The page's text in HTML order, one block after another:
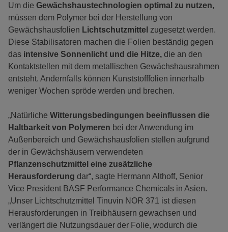
Um die Gewächshaustechnologien optimal zu nutzen,
müssen dem Polymer bei der Herstellung von
Gewächshausfolien Lichtschutzmittel zugesetzt werden.
Diese Stabilisatoren machen die Folien beständig gegen
das intensive Sonnenlicht und die Hitze, die an den
Kontaktstellen mit dem metallischen Gewächshausrahmen
entsteht. Andernfalls können Kunststofffolien innerhalb
weniger Wochen spröde werden und brechen.
„Natürliche Witterungsbedingungen beeinflussen die
Haltbarkeit von Polymeren bei der Anwendung im
Außenbereich und Gewächshausfolien stellen aufgrund
der in Gewächshäusern verwendeten
Pflanzenschutzmittel eine zusätzliche
Herausforderung dar“, sagte Hermann Althoff, Senior
Vice President BASF Performance Chemicals in Asien.
„Unser Lichtschutzmittel Tinuvin NOR 371 ist diesen
Herausforderungen in Treibhäusern gewachsen und
verlängert die Nutzungsdauer der Folie, wodurch die